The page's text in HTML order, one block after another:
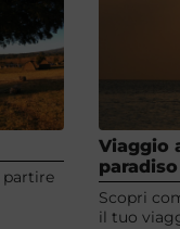
partire
Viaggio
Scopri
il tuo